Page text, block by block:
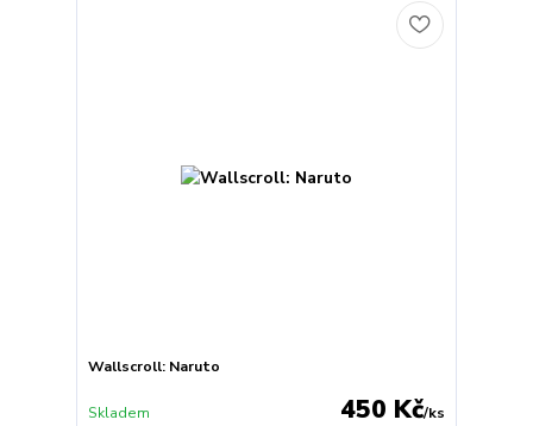
Wallscroll: Naruto
450 Kč/ks
Skladem